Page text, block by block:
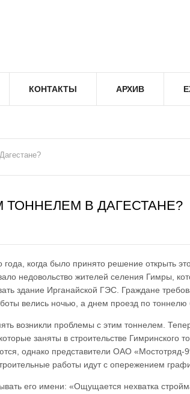
КОНТАКТЫ АРХИВ
В ДАГЕСТАНЕ?
когда было принято решение открыть
недовольство жителей селения Гимры,
здание Ирганайской ГЭС. Граждане
велись ночью, а днем проезд по
возникли проблемы с этим тоннелем.
заняты в строительстве Гимринского
однако представители ОАО «Мостотряд-
работы идут с опережением
его имени: «Ощущается нехватка